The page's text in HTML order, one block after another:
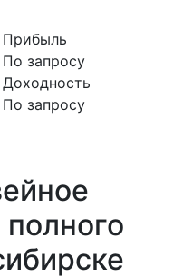
Прибыль
По запросу
Доходность
По запросу